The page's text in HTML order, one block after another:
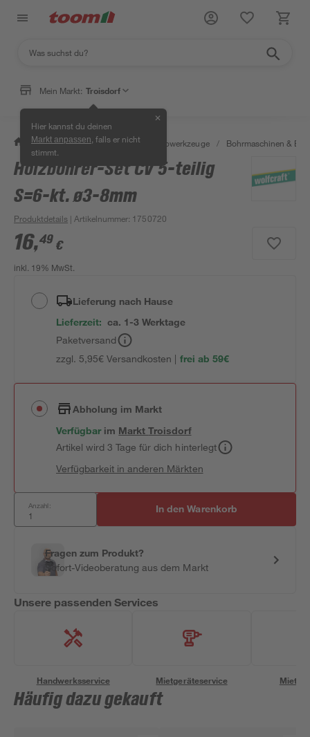
Mein Markt: Troisdorf
Hier kannst du deinen
Markt anpassen , falls er nicht
stimmt.
✕
/ Werkstatt & Maschinen / Elektrowerkzeuge / Bohrmaschinen &
Holzbohrer-Set CV 5-teilig
S=6-kt. ø3-8mm
Produktdetails | Artikelnummer: 1750720
16,49 €
inkl. 19% MwSt.
Lieferung nach Hause
Lieferzeit: ca. 1-3 Werktage
Paketversand
zzgl. 5,95€ Versandkosten | frei ab 59€
Abholung im Markt
Verfügbar im MarktTroisdorf
Artikel wird 3 Tage für dich hinterlegt
Verfügbarkeit in anderen Märkten
Anzahl: In den Warenkorb
Fragen zum Produkt?
Sofort-Videoberatung aus dem Markt
Unsere passenden Services
Handwerksservice Mietgeräteservice
Häufig dazu gekauft